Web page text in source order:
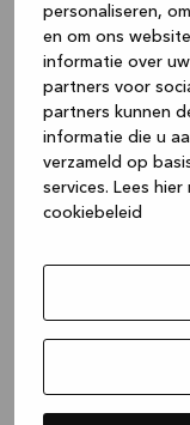
personaliseren,
en om ons
informatie over
partners voor
partners kunnen
informatie die u
verzameld op
services. Lees
cookiebeleid